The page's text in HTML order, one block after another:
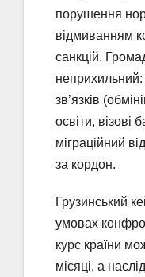
порушення
відмиванням
санкцій.
неприхильний:
зв’язків
освіти, візові
міграційний
за кордон.
Грузинський
умовах
курс країни
місяці, а